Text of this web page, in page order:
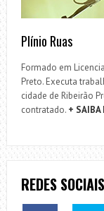
Plínio Ruas
Formado em
Preto. Executa
cidade de Ribeirão
contratado. + SAIBA
REDES